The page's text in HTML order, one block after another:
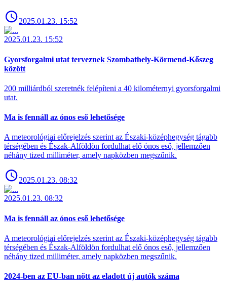
2025.01.23. 15:52
2025.01.23. 15:52
Gyorsforgalmi utat terveznek Szombathely-Körmend-Kőszeg
között
200 milliárdból szeretnék felépíteni a 40 kilométernyi gyorsforgalmi
utat.
Ma is fennáll az ónos eső lehetősége
A meteorológiai előrejelzés szerint az Északi-középhegység tágabb
térségében és Észak-Alföldön fordulhat elő ónos eső, jellemzően
néhány tized milliméter, amely napközben megszűnik.
2025.01.23. 08:32
2025.01.23. 08:32
Ma is fennáll az ónos eső lehetősége
A meteorológiai előrejelzés szerint az Északi-középhegység tágabb
térségében és Észak-Alföldön fordulhat elő ónos eső, jellemzően
néhány tized milliméter, amely napközben megszűnik.
2024-ben az EU-ban nőtt az eladott új autók száma